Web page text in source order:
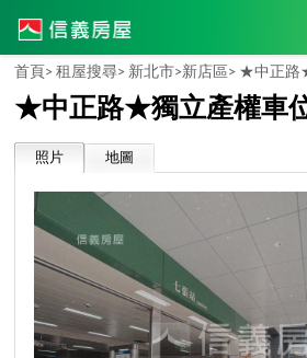
首頁> 租屋搜尋> 新北市>新店區> ★中正路
★中正路★獨立產權車
照片 地圖